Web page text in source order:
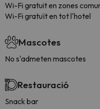
Wi-Fi gratuit en zones
Wi-Fi gratuït en tot l'hotel
Mascotes
No s'admeten mascotes
Restauració
Snack bar